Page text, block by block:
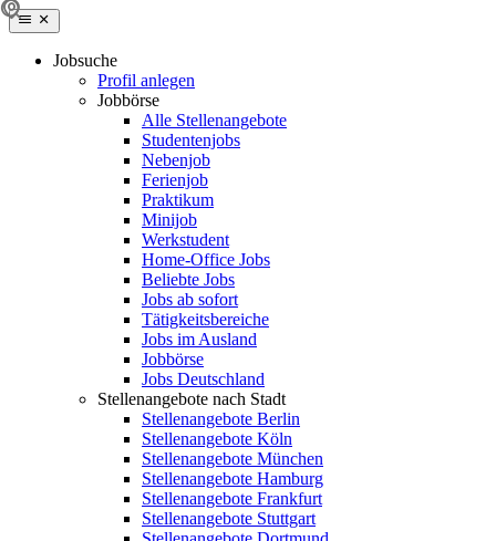
Jobsuche
Profil anlegen
Jobbörse
Alle Stellenangebote
Studentenjobs
Nebenjob
Ferienjob
Praktikum
Minijob
Werkstudent
Home-Office Jobs
Beliebte Jobs
Jobs ab sofort
Tätigkeitsbereiche
Jobs im Ausland
Jobbörse
Jobs Deutschland
Stellenangebote nach Stadt
Stellenangebote Berlin
Stellenangebote Köln
Stellenangebote München
Stellenangebote Hamburg
Stellenangebote Frankfurt
Stellenangebote Stuttgart